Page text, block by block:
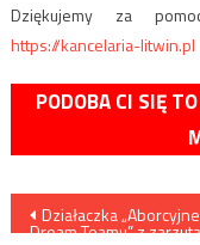
Dziękujemy za
https://kancelaria-litwin.pl
PODOBA CI SIĘ
Nawigacja
Działaczka
Dream Teamu” z